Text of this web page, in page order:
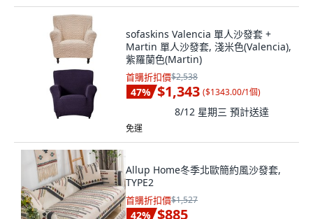
sofaskins Valencia 單人沙發套 +
Martin 單人沙發套, 淺米色(Valencia),
紫羅蘭色(Martin)
首購折扣價$2,538
47% $1,343 ($1343.00/1個)
8/12 星期三 預計送達
免運
Allup Home冬季北歐簡約風沙發套,
TYPE2
首購折扣價$1,527
42% $885